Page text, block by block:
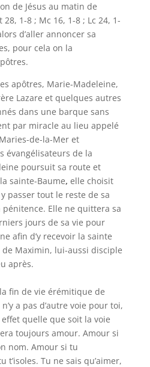
de Jésus au matin de
28, 1-8 ; Mc 16, 1-8 ; Lc 24, 1-
d’aller annoncer sa
pour cela on la
apôtres, Marie-Madeleine,
Lazare et quelques autres
dans une barque sans
par miracle au lieu appelé
de-la-Mer et
évangélisateurs de la
poursuit sa route et
sainte-Baume, elle choisit
passer tout le reste de sa
Elle ne quittera sa
jours de sa vie pour
afin d’y recevoir la sainte
Maximin, lui-aussi disciple
après.
fin de vie érémitique de
a pas d’autre voie pour toi,
effet quelle que soit la voie
toujours amour. Amour si
nom. Amour si tu
t’isoles. Tu ne sais qu’aimer,